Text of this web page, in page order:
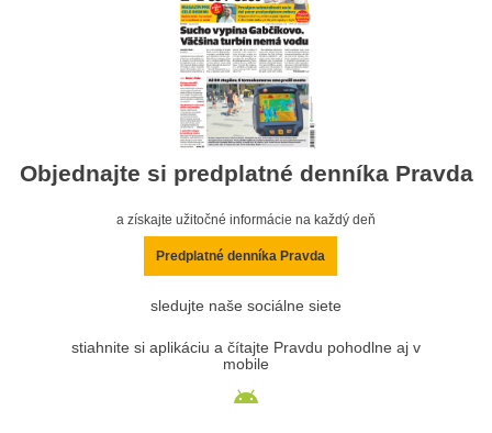
Objednajte si predplatné denníka Pravda
a získajte užitočné informácie na každý deň
Predplatné denníka Pravda
sledujte naše sociálne siete
stiahnite si aplikáciu a čítajte Pravdu pohodlne aj v
mobile